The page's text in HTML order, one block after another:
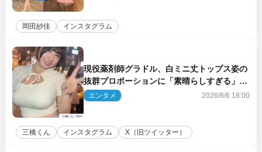
岡田紗佳 インスタグラム
現役薬剤師グラドル、白ミニ丈トップス姿の
抜群プロポーションに「素晴らしすぎる」
「すっっっご！」とネット絶賛
エンタメ 2026/8/6 18:00
三橋くん インスタグラム X（旧ツイッター）